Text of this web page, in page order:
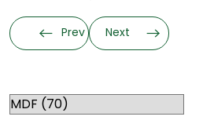
Prev Next